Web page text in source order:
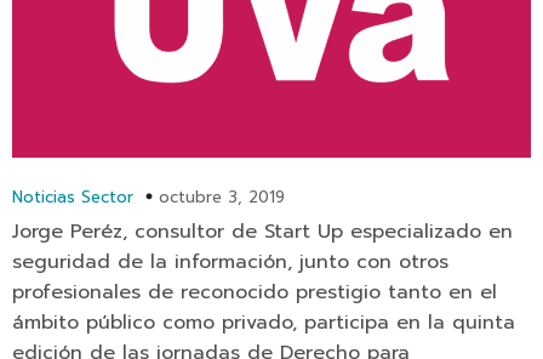
Noticias Sector octubre 3, 2019
Jorge Peréz, consultor de Start Up especializado en
seguridad de la información, junto con otros
profesionales de reconocido prestigio tanto en el
ámbito público como privado, participa en la quinta
edición de las jornadas de Derecho para